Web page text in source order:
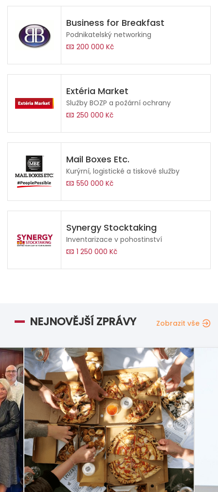
Business for Breakfast
Podnikatelský networking
200 000 Kč
Extéria Market
Služby BOZP a požární ochrany
250 000 Kč
Mail Boxes Etc.
Kurýrní, logistické a tiskové služby
550 000 Kč
Synergy Stocktaking
Inventarizace v pohostinství
1 250 000 Kč
NEJNOVĚJŠÍ ZPRÁVY Zobrazit vše